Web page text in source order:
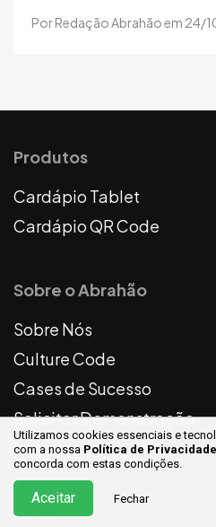
Por Redação Abrahão em 24/
Utilizamos cookies essenciais e
com a nossa Política de Privacidade
concorda com estas condições.
Aceitar Fechar
Produtos
Cardápio Tablet
Cardápio QR Code
Sobre o Abrahão
Sobre Nós
Culture Code
Cases de Sucesso
Solicitar Demonstração
Login
Suporte